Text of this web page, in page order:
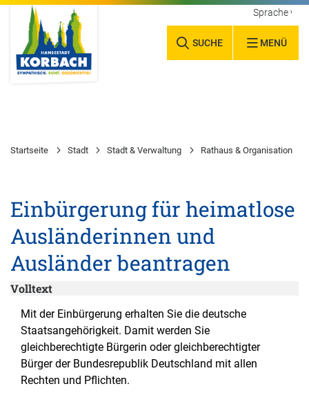
SUCHE MENÜ
Sprache
Startseite Stadt Stadt & Verwaltung Rathaus & Organisation
Einbürgerung für heimatlose
Ausländerinnen und
Ausländer beantragen
Volltext
Mit der Einbürgerung erhalten Sie die deutsche
Staatsangehörigkeit. Damit werden Sie
gleichberechtigte Bürgerin oder gleichberechtigter
Bürger der Bundesrepublik Deutschland mit allen
Rechten und Pflichten.